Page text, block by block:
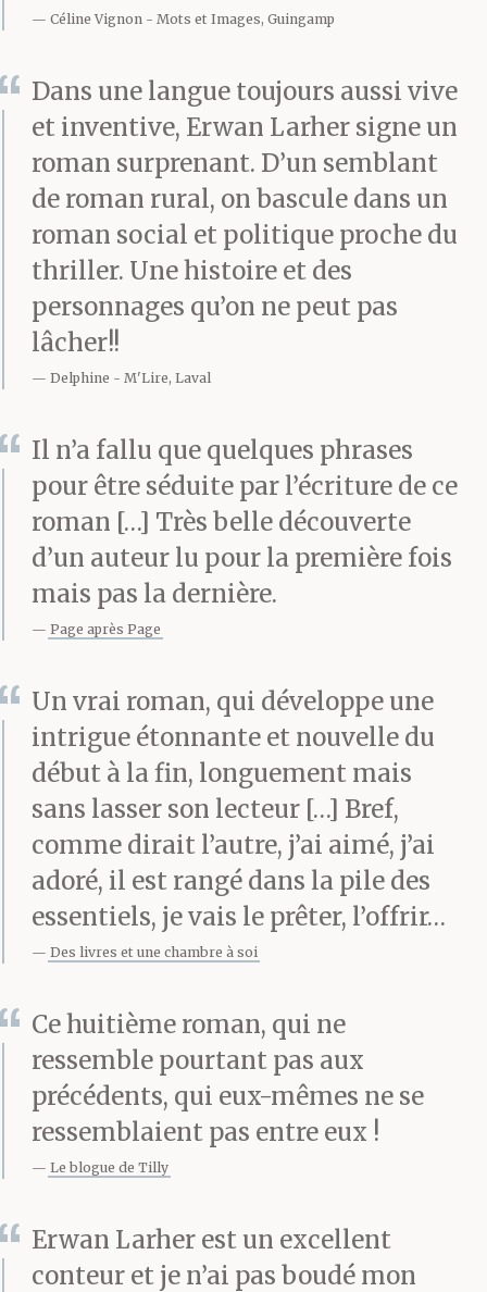
Céline Vignon Mots et Images, Guingamp
Dans une langue toujours aussi vive
et inventive, Erwan Larher signe un
roman surprenant. D’un semblant
de roman rural, on bascule dans un
roman social et politique proche du
thriller. Une histoire et des
personnages qu’on ne peut pas
lâcher!!
Delphine M'Lire, Laval
Il n’a fallu que quelques phrases
pour être séduite par l’écriture de ce
roman […] Très belle découverte
d’un auteur lu pour la première fois
mais pas la dernière.
Page après Page
Un vrai roman, qui développe une
intrigue étonnante et nouvelle du
début à la fin, longuement mais
sans lasser son lecteur […] Bref,
comme dirait l’autre, j’ai aimé, j’ai
adoré, il est rangé dans la pile des
essentiels, je vais le prêter, l’offrir…
Des livres et une chambre à soi
Ce huitième roman, qui ne
ressemble pourtant pas aux
précédents, qui eux-mêmes ne se
ressemblaient pas entre eux !
Le blogue de Tilly
Erwan Larher est un excellent
conteur et je n’ai pas boudé mon